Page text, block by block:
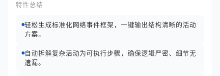
特性总结
轻松生成标准化网络事件框架，一键输出结构清晰的活动
方案。
自动拆解复杂活动为可执行步骤，确保逻辑严密、细节无
遗漏。